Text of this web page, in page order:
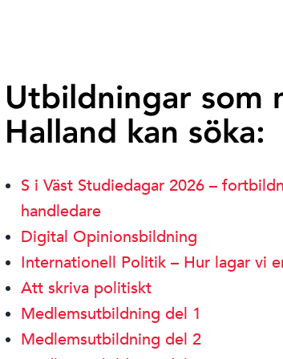
Utbildningar som
Halland kan söka:
S i Väst Studiedagar 2026 –
handledare
Digital Opinionsbildning
Internationell Politik – Hur lagar vi
Att skriva politiskt
Medlemsutbildning del 1
Medlemsutbildning del 2